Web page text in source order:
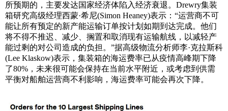
所预期的，主要发达国家经济体陷入经济衰退。Drewry集装
箱研究高级经理西蒙·希尼(Simon Heaney)表示：“运营商不可
能让所有预定的新产能运输订单按计划如期到达完成。他们
将不得不推迟、减少、搁置和取消现有运输航线，以减轻产
能过剩的对公司造成的负担。”据高级物流分析师李·克拉斯科
(Lee Klaskow)表示，集装箱的海运费率已从疫情高峰期下降
了80%，未来很可能会保持在当前水平附近，或考虑到供需
平衡对船舶运营商不利影响，海运费率可能会再次下降。